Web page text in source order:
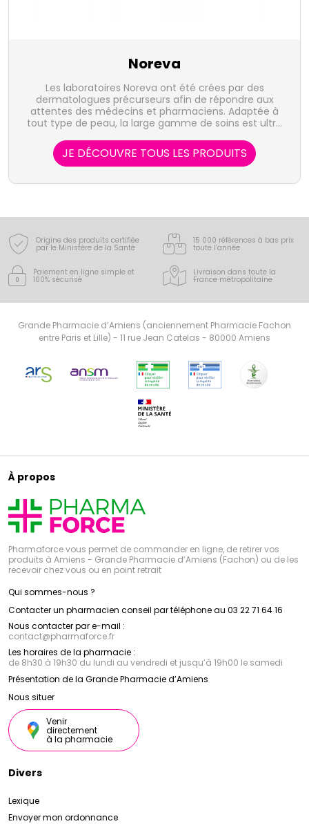
Noreva
Les laboratoires Noreva ont été crées par des
dermatologues précurseurs afin de répondre aux
attentes des médecins et pharmaciens. Adaptée à
tout type de peau, la large gamme de soins est ultra
dermocosmétique. Noreva demeure pionnier dans
l'approche et la compréhension de l'homéostasie
cutanée ainsi que dans l'étude la peau.
JE DÉCOUVRE TOUS LES PRODUITS
Origine des produits certifiée
par le Ministère de la Santé
15 000 références à bas prix
toute l’année
Paiement en ligne simple et
100% sécurisé
Livraison dans toute la
France métropolitaine
Grande Pharmacie d’Amiens (anciennement Pharmacie Fachon
entre Paris et Lille) - 11 rue Jean Catelas - 80000 Amiens
À propos
Pharmaforce vous permet de commander en ligne, de retirer vos
produits à Amiens - Grande Pharmacie d’Amiens (Fachon) ou de les
recevoir chez vous ou en point retrait
Qui sommes-nous ?
Contacter un pharmacien conseil par téléphone au 03 22 71 64 16
Nous contacter par e-mail :
contact@pharmaforce.fr
Les horaires de la pharmacie :
de 8h30 à 19h30 du lundi au vendredi et jusqu’à 19h00 le samedi
Présentation de la Grande Pharmacie d’Amiens
Nous situer
Venir
directement
à la pharmacie
Divers
Lexique
Envoyer mon ordonnance